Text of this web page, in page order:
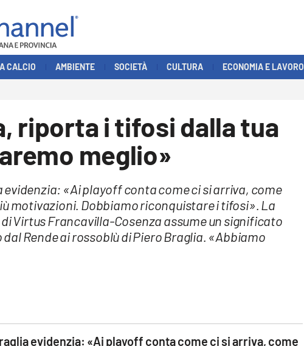
CALCIO AMBIENTE SOCIETÀ CULTURA ECONOMIA E LAVORO
riporta i tifosi dalla tua
meglio»
evidenzia: «Ai playoff conta come ci si arriva, come
motivazioni. Dobbiamo riconquistare i tifosi». La
Virtus Francavilla-Cosenza assume un significato
Rende ai rossoblù di Piero Braglia. «Abbiamo
evidenzia: «Ai playoff conta come ci si arriva, come